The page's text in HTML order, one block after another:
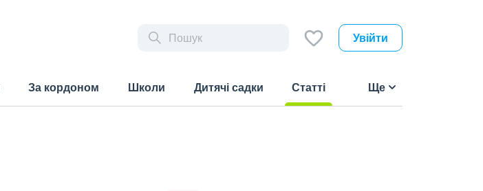
Увійти
За кордоном Школи Дитячі садки
Статті
Ще